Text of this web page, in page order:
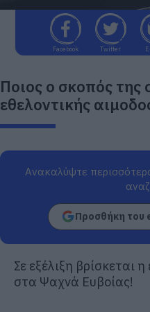
Facebook Twitter
Ποιος ο σκοπός της
εθελοντικής
Ανακαλύψτε
Προσθήκη του
Σε εξέλιξη βρίσκεται
στα Ψαχνά Ευβοίας!